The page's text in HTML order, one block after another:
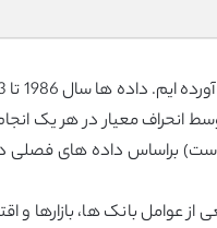
انحراف معیار در هر یک
شده است اما بیان نشده است) براساس
عوامل بانک ها، بازارها و